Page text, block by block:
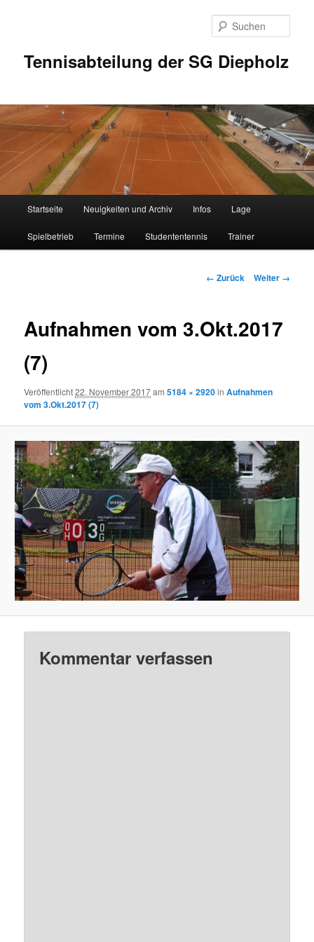
Tennisabteilung der SG Diepholz
Startseite Neuigkeiten und Archiv Infos Lage
Spielbetrieb Termine Studententennis Trainer
Bilder-
← Zurück Weiter →
Aufnahmen vom 3.Okt.2017
(7)
Veröffentlicht22. November 2017am5184 × 2920inAufnahmen
vom 3.Okt.2017 (7)
Kommentar verfassen